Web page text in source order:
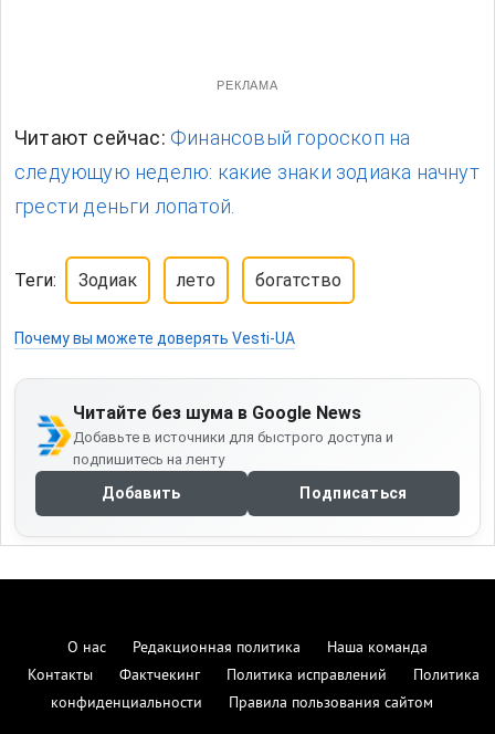
РЕКЛАМА
Читают сейчас: Финансовый гороскоп на
следующую неделю: какие знаки зодиака начнут
грести деньги лопатой.
Теги: Зодиак лето богатство
Почему вы можете доверять Vesti-UA
Читайте без шума в Google News
Добавьте в источники для быстрого доступа и
подпишитесь на ленту
Добавить Подписаться
О нас Редакционная политика
Наша команда
Контакты
Фактчекинг Политика исправлений
Политика
конфиденциальности
Правила пользования сайтом